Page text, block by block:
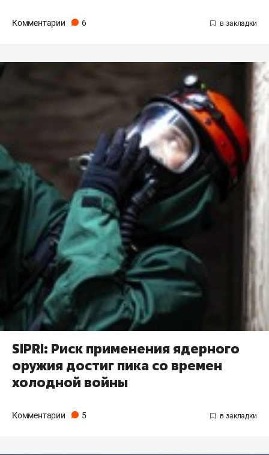
Комментарии 6
SIPRI: Риск применения ядерного
оружия достиг пика со времен
холодной войны
Комментарии 5